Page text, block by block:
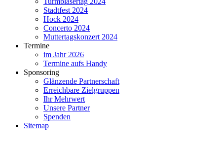
Stadtfest 2024
Hock 2024
Concerto 2024
Muttertagskonzert 2024
Termine
im Jahr 2026
Termine aufs Handy
Sponsoring
Glänzende Partnerschaft
Erreichbare Zielgruppen
Ihr Mehrwert
Unsere Partner
Spenden
Sitemap